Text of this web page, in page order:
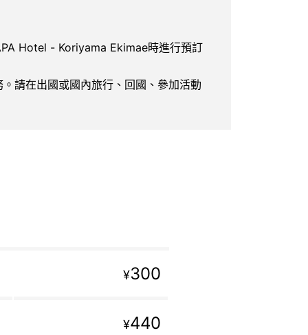
Hotel - Koriyama Ekimae時進行預訂
請在出國或國內旅行、回國、參加活動
¥300
¥440